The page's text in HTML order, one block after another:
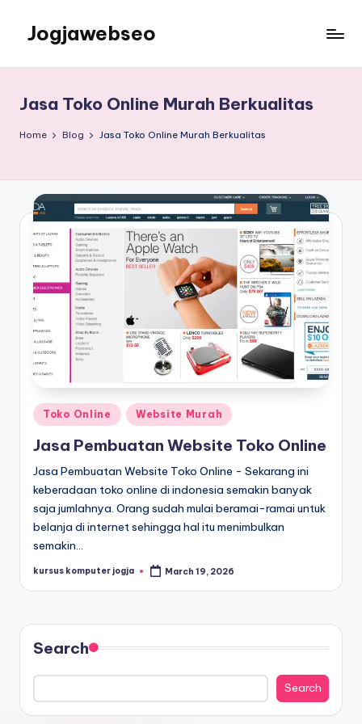
Jogjawebseo
Jasa Toko Online Murah Berkualitas
Home Blog Jasa Toko Online Murah Berkualitas
Toko Online Website Murah
Jasa Pembuatan Website Toko Online
Jasa Pembuatan Website Toko Online - Sekarang ini
keberadaan toko online di indonesia semakin banyak
saja jumlahnya. Orang sudah mulai beramai-ramai untuk
belanja di internet sehingga hal itu menimbulkan
semakin…
kursus komputer jogja March 19, 2026
Search
Search